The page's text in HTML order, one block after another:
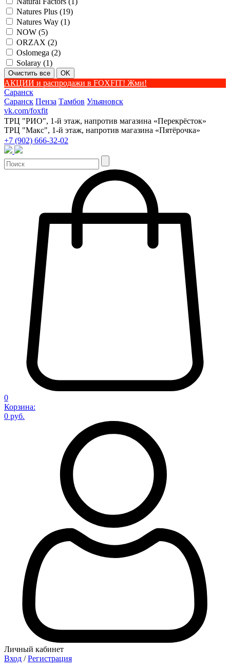
Natures Plus (19)
Natures Way (1)
NOW (5)
ORZAX (2)
Oslomega (2)
Solaray (1)
АКЦИИ и распродажи в FOXFIT! Жми!
Саранск
Саранск Пенза Тамбов Ульяновск
vk.com/foxfit
ТРЦ "РИО", 1-й этаж, напротив магазина «Перекрёсток»
ТРЦ "Макс", 1-й этаж, напротив магазина «Пятёрочка»
+7 (902) 666-32-02
0
Корзина:
0 руб.
Личный кабинет
Вход / Регистрация